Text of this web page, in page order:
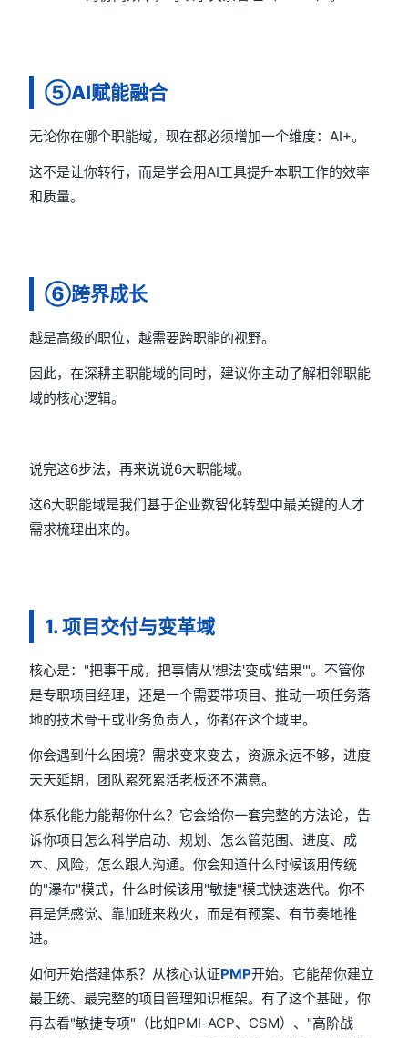
⑤AI赋能融合
无论你在哪个职能域，现在都必须增加一个维度：AI+。
这不是让你转行，而是学会用AI工具提升本职工作的效率
和质量。
⑥跨界成长
越是高级的职位，越需要跨职能的视野。
因此，在深耕主职能域的同时，建议你主动了解相邻职能
域的核心逻辑。
说完这6步法，再来说说6大职能域。
这6大职能域是我们基于企业数智化转型中最关键的人才
需求梳理出来的。
1. 项目交付与变革域
核心是："把事干成，把事情从'想法'变成'结果'"。不管你
是专职项目经理，还是一个需要带项目、推动一项任务落
地的技术骨干或业务负责人，你都在这个域里。
你会遇到什么困境？需求变来变去，资源永远不够，进度
天天延期，团队累死累活老板还不满意。
体系化能力能帮你什么？它会给你一套完整的方法论，告
诉你项目怎么科学启动、规划、怎么管范围、进度、成
本、风险，怎么跟人沟通。你会知道什么时候该用传统
的"瀑布"模式，什么时候该用"敏捷"模式快速迭代。你不
再是凭感觉、靠加班来救火，而是有预案、有节奏地推
进。
如何开始搭建体系？从核心认证PMP开始。它能帮你建立
最正统、最完整的项目管理知识框架。有了这个基础，你
再去看"敏捷专项"（比如PMI-ACP、CSM）、"高阶战